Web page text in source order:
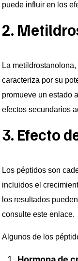
puede influir en los
2.
La
caracteriza por su
promueve un estado
efectos secundarios
3. Efecto
Los péptidos son
incluidos el
los resultados
consulte este enlace.
Algunos de los